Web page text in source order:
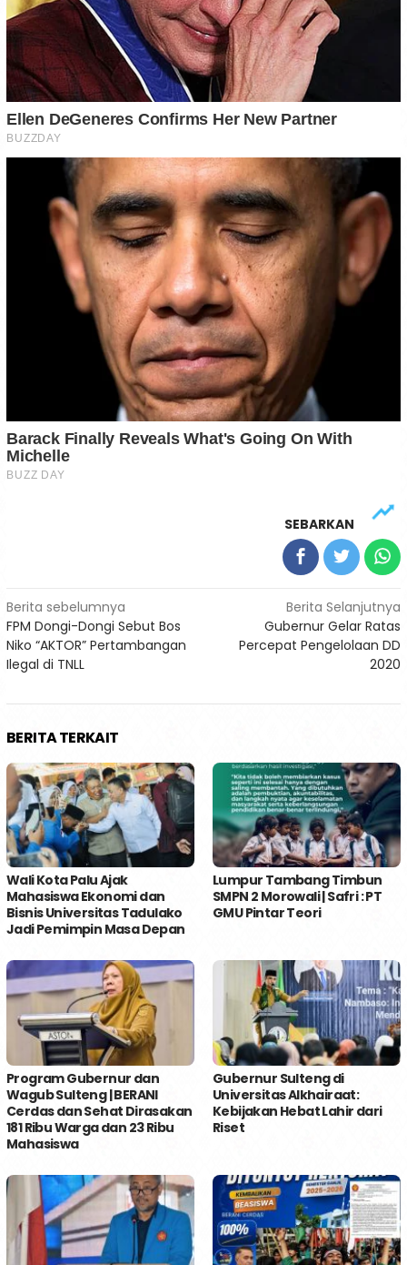
SEBARKAN
Navigasi
pos
Berita sebelumnya
FPM Dongi-Dongi Sebut Bos
Niko “AKTOR” Pertambangan
Ilegal di TNLL
Berita Selanjutnya
Gubernur Gelar Ratas
Percepat Pengelolaan DD
2020
BERITA TERKAIT
Wali Kota Palu Ajak
Mahasiswa Ekonomi dan
Bisnis Universitas Tadulako
Jadi Pemimpin Masa Depan
Lumpur Tambang Timbun
SMPN 2 Morowali | Safri : PT
GMU Pintar Teori
Program Gubernur dan
Wagub Sulteng | BERANI
Cerdas dan Sehat Dirasakan
181 Ribu Warga dan 23 Ribu
Mahasiswa
Gubernur Sulteng di
Universitas Alkhairaat:
Kebijakan Hebat Lahir dari
Riset